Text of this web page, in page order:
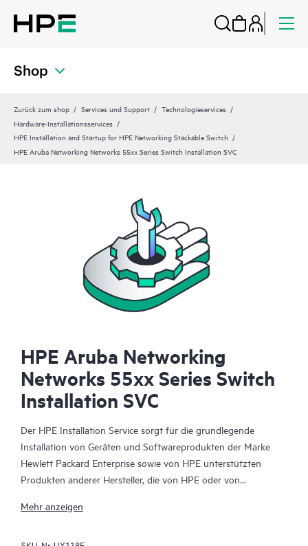
Shop
Zurück zum shop Services und Support
Technologieservices
Hardware-Installationsservices
HPE Installation and Startup for HPE Networking Stackable Switch
HPE Aruba Networking Networks 55xx Series Switch Installation SVC
HPE Aruba Networking
Networks 55xx Series Switch
Installation SVC
Der HPE Installation Service sorgt für die grundlegende
Installation von Geräten und Softwareprodukten der Marke
Hewlett Packard Enterprise sowie von HPE unterstützten
Produkten anderer Hersteller, die von HPE oder von
Installation Service ist Teil eines Pakets aus HPE
Mehr anzeigen